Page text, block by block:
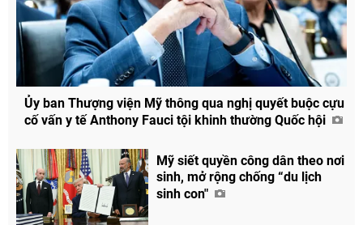
Ủy ban Thượng viện Mỹ thông qua nghị quyết buộc cựu
cố vấn y tế Anthony Fauci tội khinh thường Quốc hội
Mỹ siết quyền công dân theo nơi
sinh, mở rộng chống “du lịch
sinh con"